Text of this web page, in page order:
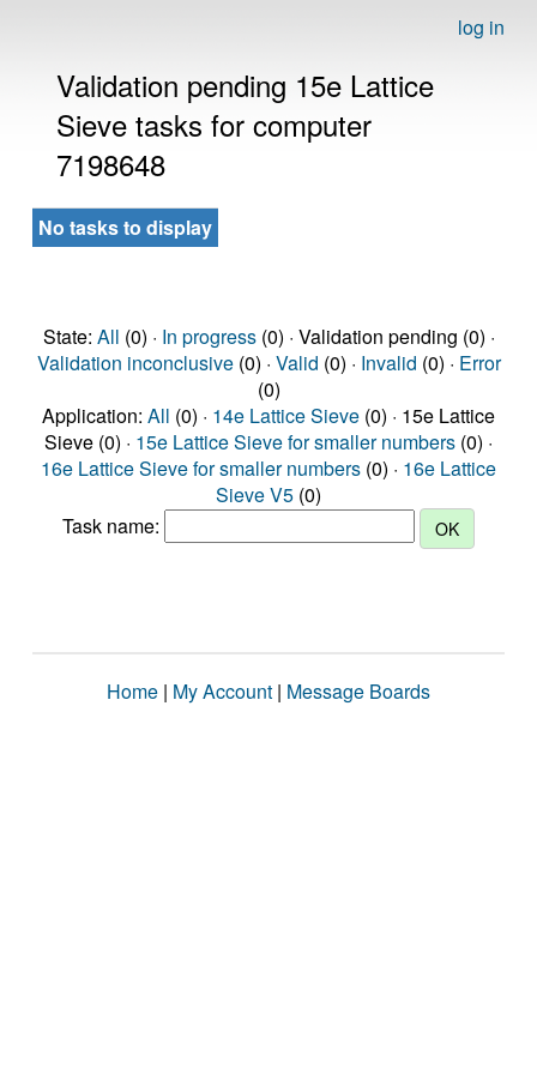
log in
Validation pending 15e Lattice
Sieve tasks for computer
7198648
No tasks to display
State: All (0) · In progress(0) · Validation pending (0) ·
Validation inconclusive(0) · Valid (0) · Invalid (0) · Error
(0)
Application: All (0) · 14e Lattice Sieve (0) · 15e Lattice
Sieve (0) · 15e Lattice Sieve for smaller numbers (0) ·
16e Lattice Sieve for smaller numbers (0) · 16e Lattice
Sieve V5 (0)
Task name:
Home | My Account | Message Boards